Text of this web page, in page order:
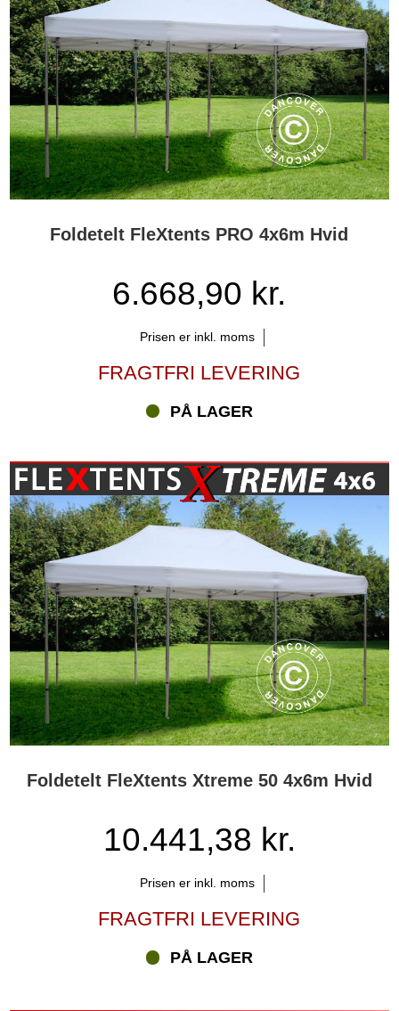
Foldetelt FleXtents PRO 4x6m Hvid
6.668,90 kr.
Prisen er inkl. moms
FRAGTFRI LEVERING
PÅ LAGER
Foldetelt FleXtents Xtreme 50 4x6m Hvid
10.441,38 kr.
Prisen er inkl. moms
FRAGTFRI LEVERING
PÅ LAGER